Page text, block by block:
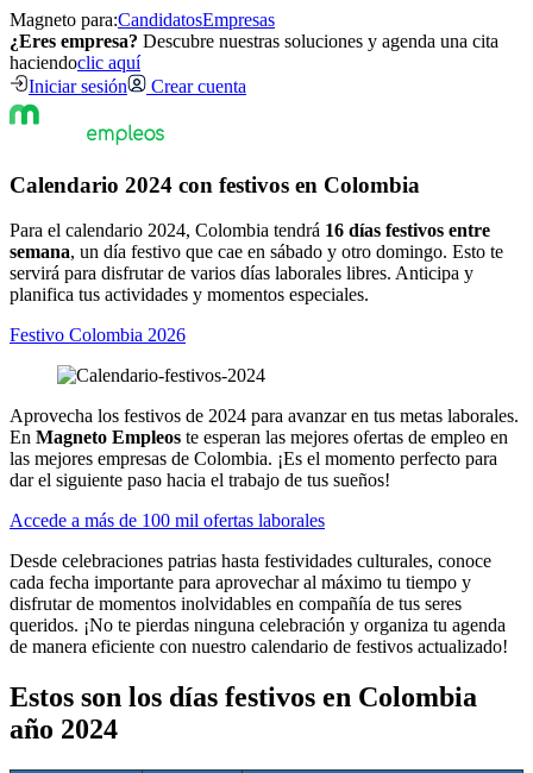
Magneto para:CandidatosEmpresas
¿Eres empresa? Descubre nuestras soluciones y agenda una cita
haciendoclic aquí
Iniciar sesión
Crear cuenta
Calendario 2024 con festivos en Colombia
Para el calendario 2024, Colombia tendrá 16 días festivos entre
semana, un día festivo que cae en sábado y otro domingo. Esto te
servirá para disfrutar de varios días laborales libres. Anticipa y
planifica tus actividades y momentos especiales.
Festivo Colombia 2026
Aprovecha los festivos de 2024 para avanzar en tus metas laborales.
En Magneto Empleos te esperan las mejores ofertas de empleo en
las mejores empresas de Colombia. ¡Es el momento perfecto para
dar el siguiente paso hacia el trabajo de tus sueños!
Accede a más de 100 mil ofertas laborales
Desde celebraciones patrias hasta festividades culturales, conoce
cada fecha importante para aprovechar al máximo tu tiempo y
disfrutar de momentos inolvidables en compañía de tus seres
queridos. ¡No te pierdas ninguna celebración y organiza tu agenda
de manera eficiente con nuestro calendario de festivos actualizado!
Estos son los días festivos en Colombia
año 2024